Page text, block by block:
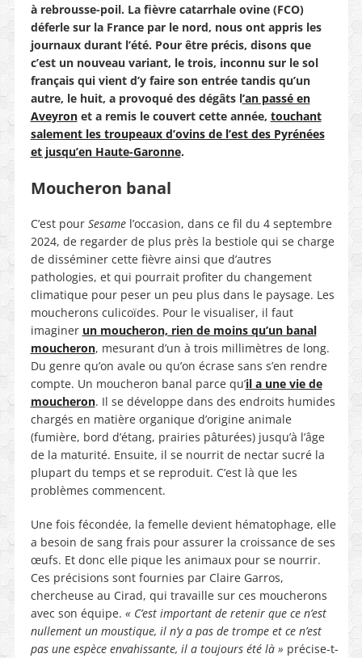
à rebrousse-poil. La fièvre catarrhale ovine (FCO)
déferle sur la France par le nord, nous ont appris les
journaux durant l’été. Pour être précis, disons que
c’est un nouveau variant, le trois, inconnu sur le sol
français qui vient d’y faire son entrée tandis qu’un
autre, le huit, a provoqué des dégâts l’an passé en
Aveyronet a remis le couvert cette année, touchant
salement les troupeaux d’ovins de l’est des Pyrénées
et jusqu’en Haute-Garonne.
Moucheron banal
C’est pour Sesamel’occasion, dans ce fil du 4 septembre
2024, de regarder de plus près la bestiole qui se charge
de disséminer cette fièvre ainsi que d’autres
pathologies, et qui pourrait profiter du changement
climatique pour peser un peu plus dans le paysage. Les
moucherons culicoïdes. Pour le visualiser, il faut
imaginer un moucheron, rien de moins qu’un banal
moucheron, mesurant d’un à trois millimètres de long.
Du genre qu’on avale ou qu’on écrase sans s’en rendre
compte. Un moucheron banal parce qu’il a une vie de
moucheron. Il se développe dans des endroits humides
chargés en matière organique d’origine animale
(fumière, bord d’étang, prairies pâturées) jusqu’à l’âge
de la maturité. Ensuite, il se nourrit de nectar sucré la
plupart du temps et se reproduit. C’est là que les
problèmes commencent.
Une fois fécondée, la femelle devient hématophage, elle
a besoin de sang frais pour assurer la croissance de ses
œufs. Et donc elle pique les animaux pour se nourrir.
Ces précisions sont fournies par Claire Garros,
chercheuse au Cirad, qui travaille sur ces moucherons
avec son équipe. « C’est important de retenir que ce n’est
nullement un moustique, il n’y a pas de trompe et ce n’est
pas une espèce envahissante, il a toujours été là » précise-t-